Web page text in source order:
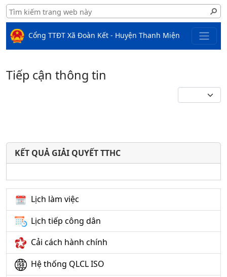
Cổng TTĐT Xã Đoàn Kết - Huyện Thanh Miện
Tiếp cận thông tin
KẾT QUẢ GIẢI QUYẾT TTHC
Lịch làm việc
Lịch tiếp công dân
Cải cách hành chính
Hệ thống QLCL ISO